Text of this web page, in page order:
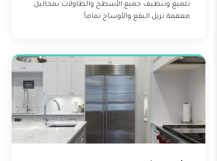
تلميع وتنظيف جميع الأسطح والطاولات بمحاليل
معقمة تزيل البقع والأوساخ تماماً.